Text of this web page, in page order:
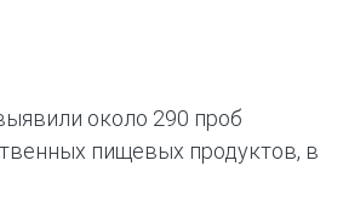
около 290 проб
пищевых продуктов, в